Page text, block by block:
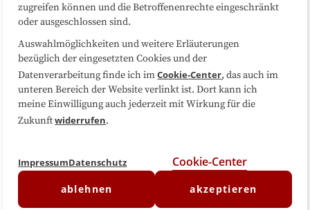
zugreifen können und die Betroffenenrechte eingeschränkt
oder ausgeschlossen sind.
Auswahlmöglichkeiten und weitere Erläuterungen
bezüglich der eingesetzten Cookies und der
Datenverarbeitung finde ich imCookie-Center, das auch im
unteren Bereich der Website verlinkt ist. Dort kann ich
meine Einwilligung auch jederzeit mit Wirkung für die
Zukunftwiderrufen.
ImpressumDatenschutz Cookie-Center
ablehnen akzeptieren